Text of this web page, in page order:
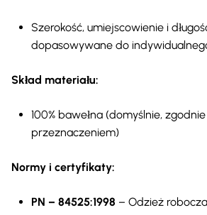
Szerokość, umiejscowienie i
dopasowywane do
Skład materiału:
100% bawełna (domyślnie,
przeznaczeniem)
Normy i certyfikaty:
PN – 84525:1998 – Odzież robocza